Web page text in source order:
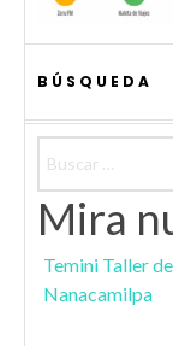
BÚSQUEDA
Mira
Temini Taller
Nanacamilpa